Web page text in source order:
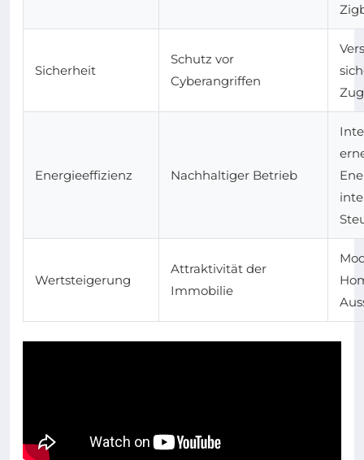
Sicherheit
Schutz vor
Cyberangriffen
Energieeffizienz Nachhaltiger Betrieb
Wertsteigerung
Attraktivität der
Immobilie